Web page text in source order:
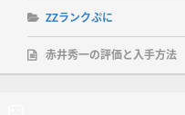
ZZランクぷに
赤井秀一の評価と入手方法